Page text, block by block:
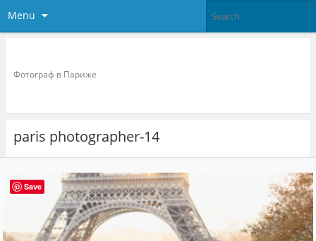
Menu
Фотограф в Париже
paris photographer-14
Save